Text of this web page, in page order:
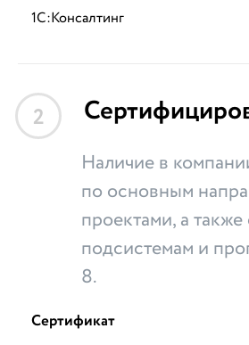
1С:Консалтинг
2
Наличие в
по основным
проектами, а
подсистемам и
8.
Сертификат